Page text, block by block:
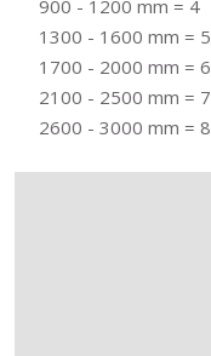
900 - 1200 mm = 4
1300 - 1600 mm = 5
1700 - 2000 mm = 6
2100 - 2500 mm = 7
2600 - 3000 mm = 8